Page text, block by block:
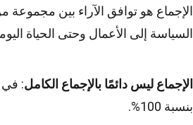
الإجماع هو توافق الآراء بين
السياسة إلى الأعمال وحتى الحياة
الإجماع ليس دائمًا بالإجماع الكامل: في
بنسبة 100%.